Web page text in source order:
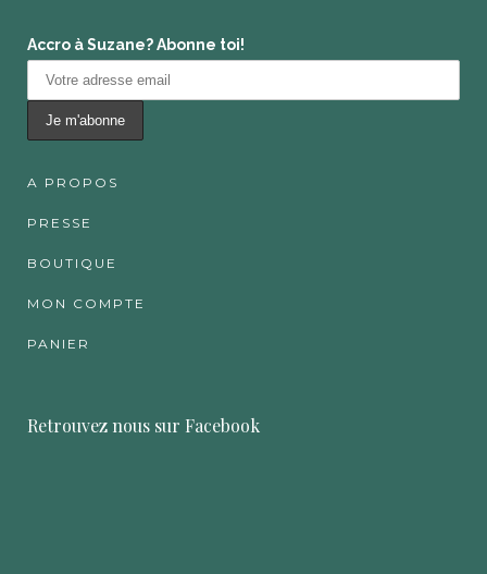
Accro à Suzane? Abonne toi!
A PROPOS
PRESSE
BOUTIQUE
MON COMPTE
PANIER
Retrouvez nous sur Facebook